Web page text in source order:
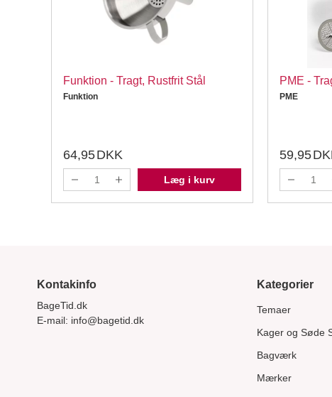
Funktion - Tragt, Rustfrit Stål
Funktion
64,95DKK
Læg i kurv
PME -
PME
59,95
Kontakinfo
BageTid.dk
E-mail: info@bagetid.dk
Kategorier
Temaer
Kager og Søde
Bagværk
Mærker